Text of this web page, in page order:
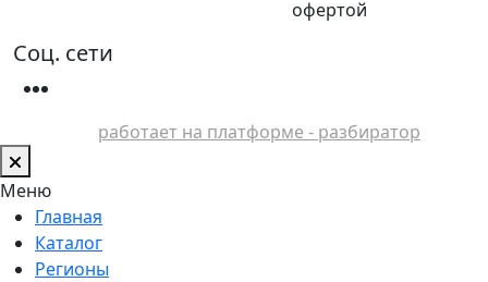
офертой
Соц. сети
работает на платформе - разбиратор
Меню
Главная
Каталог
Регионы